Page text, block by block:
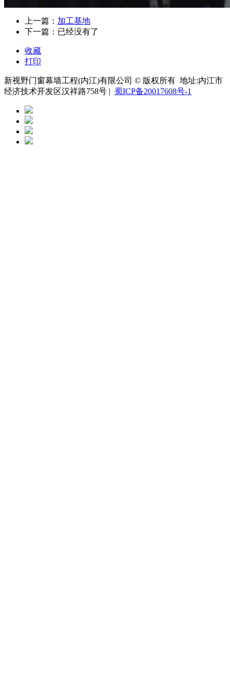
上一篇： 加工基地
下一篇：已经没有了
收藏
打印
新视野门窗幕墙工程(内江)有限公司 © 版权所有 地址:内江市
经济技术开发区汉祥路758号 | 蜀ICP备20017608号-1